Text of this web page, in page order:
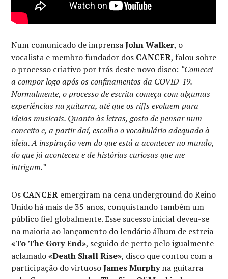
Num comunicado de imprensaJohn Walker, o
vocalista e membro fundador dos CANCER, falou sobre
o processo criativo por trás deste novo disco: “Comecei
a compor logo após os confinamentos da COVID-19.
Normalmente, o processo de escrita começa com algumas
experiências na guitarra, até que os riffs evoluem para
ideias musicais. Quanto às letras, gosto de pensar num
conceito e, a partir daí, escolho o vocabulário adequado à
ideia. A inspiração vem do que está a acontecer no mundo,
do que já aconteceu e de histórias curiosas que me
intrigam.”
Os CANCER emergiram na cena underground do Reino
Unido há mais de 35 anos, conquistando também um
público fiel globalmente. Esse sucesso inicial deveu-se
na maioria ao lançamento do lendário álbum de estreia
«To The Gory End», seguido de perto pelo igualmente
aclamado«Death Shall Rise», disco que contou com a
participação do virtuosoJames Murphyna guitarra